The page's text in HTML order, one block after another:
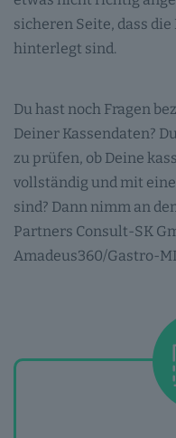
sicheren Seite, dass
hinterlegt sind.
Du hast noch Fragen
Deiner Kassendaten?
zu prüfen, ob Deine
vollständig und mit
sind? Dann nimm an
Partners Consult-SK
Amadeus360/Gastro-